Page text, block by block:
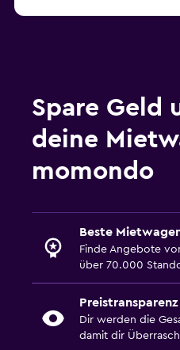
Spare Geld
deine
momondo
Beste
Finde Angebote
über 70.000
Preistransparenz
Dir werden die
damit dir